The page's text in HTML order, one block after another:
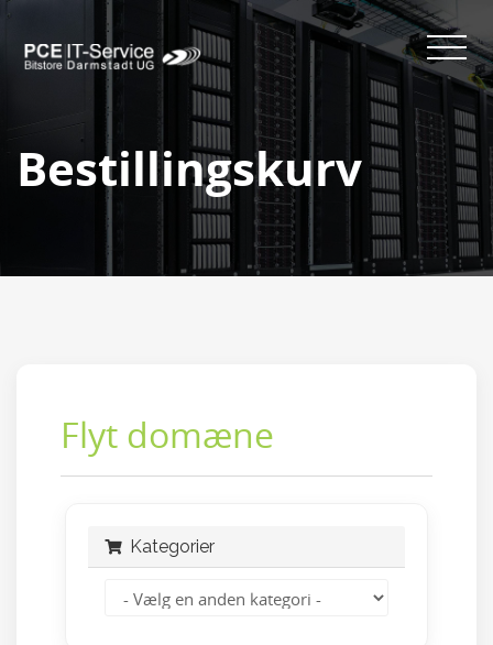
Bestillingskurv
Flyt domæne
Kategorier